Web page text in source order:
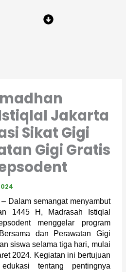
Menu
Jakarta
Sikat Gigi
Gigi Gratis
Dalam semangat menyambut
1445 H, Madrasah Istiqlal
menggelar program
dan Perawatan Gigi
siswa selama tiga hari, mulai
2024. Kegiatan ini bertujuan
tentang pentingnya